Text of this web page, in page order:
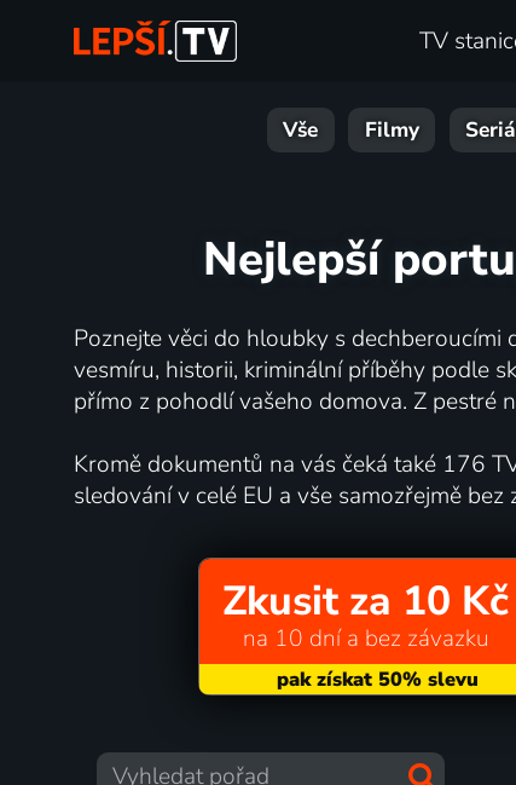
TV
Vše Filmy
Nejlepší
Poznejte věci do hloubky s
vesmíru, historii, kriminální příběhy podle
přímo z pohodlí vašeho domova. Z pestré
Kromě dokumentů na vás čeká také 176
sledování v celé EU a vše samozřejmě bez
Zkusit za 10 Kč
na 10 dní a bez závazku